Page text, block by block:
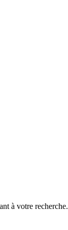
à votre recherche.